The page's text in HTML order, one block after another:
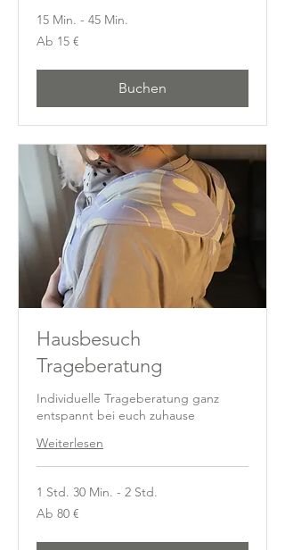
15 Min. - 45 Min.
Ab
15
Ab 15 €
Buchen
Hausbesuch
Trageberatung
Individuelle Trageberatung ganz
entspannt bei euch zuhause
Weiterlesen
1 Std. 30 Min. - 2 Std.
Ab
80
Ab 80 €